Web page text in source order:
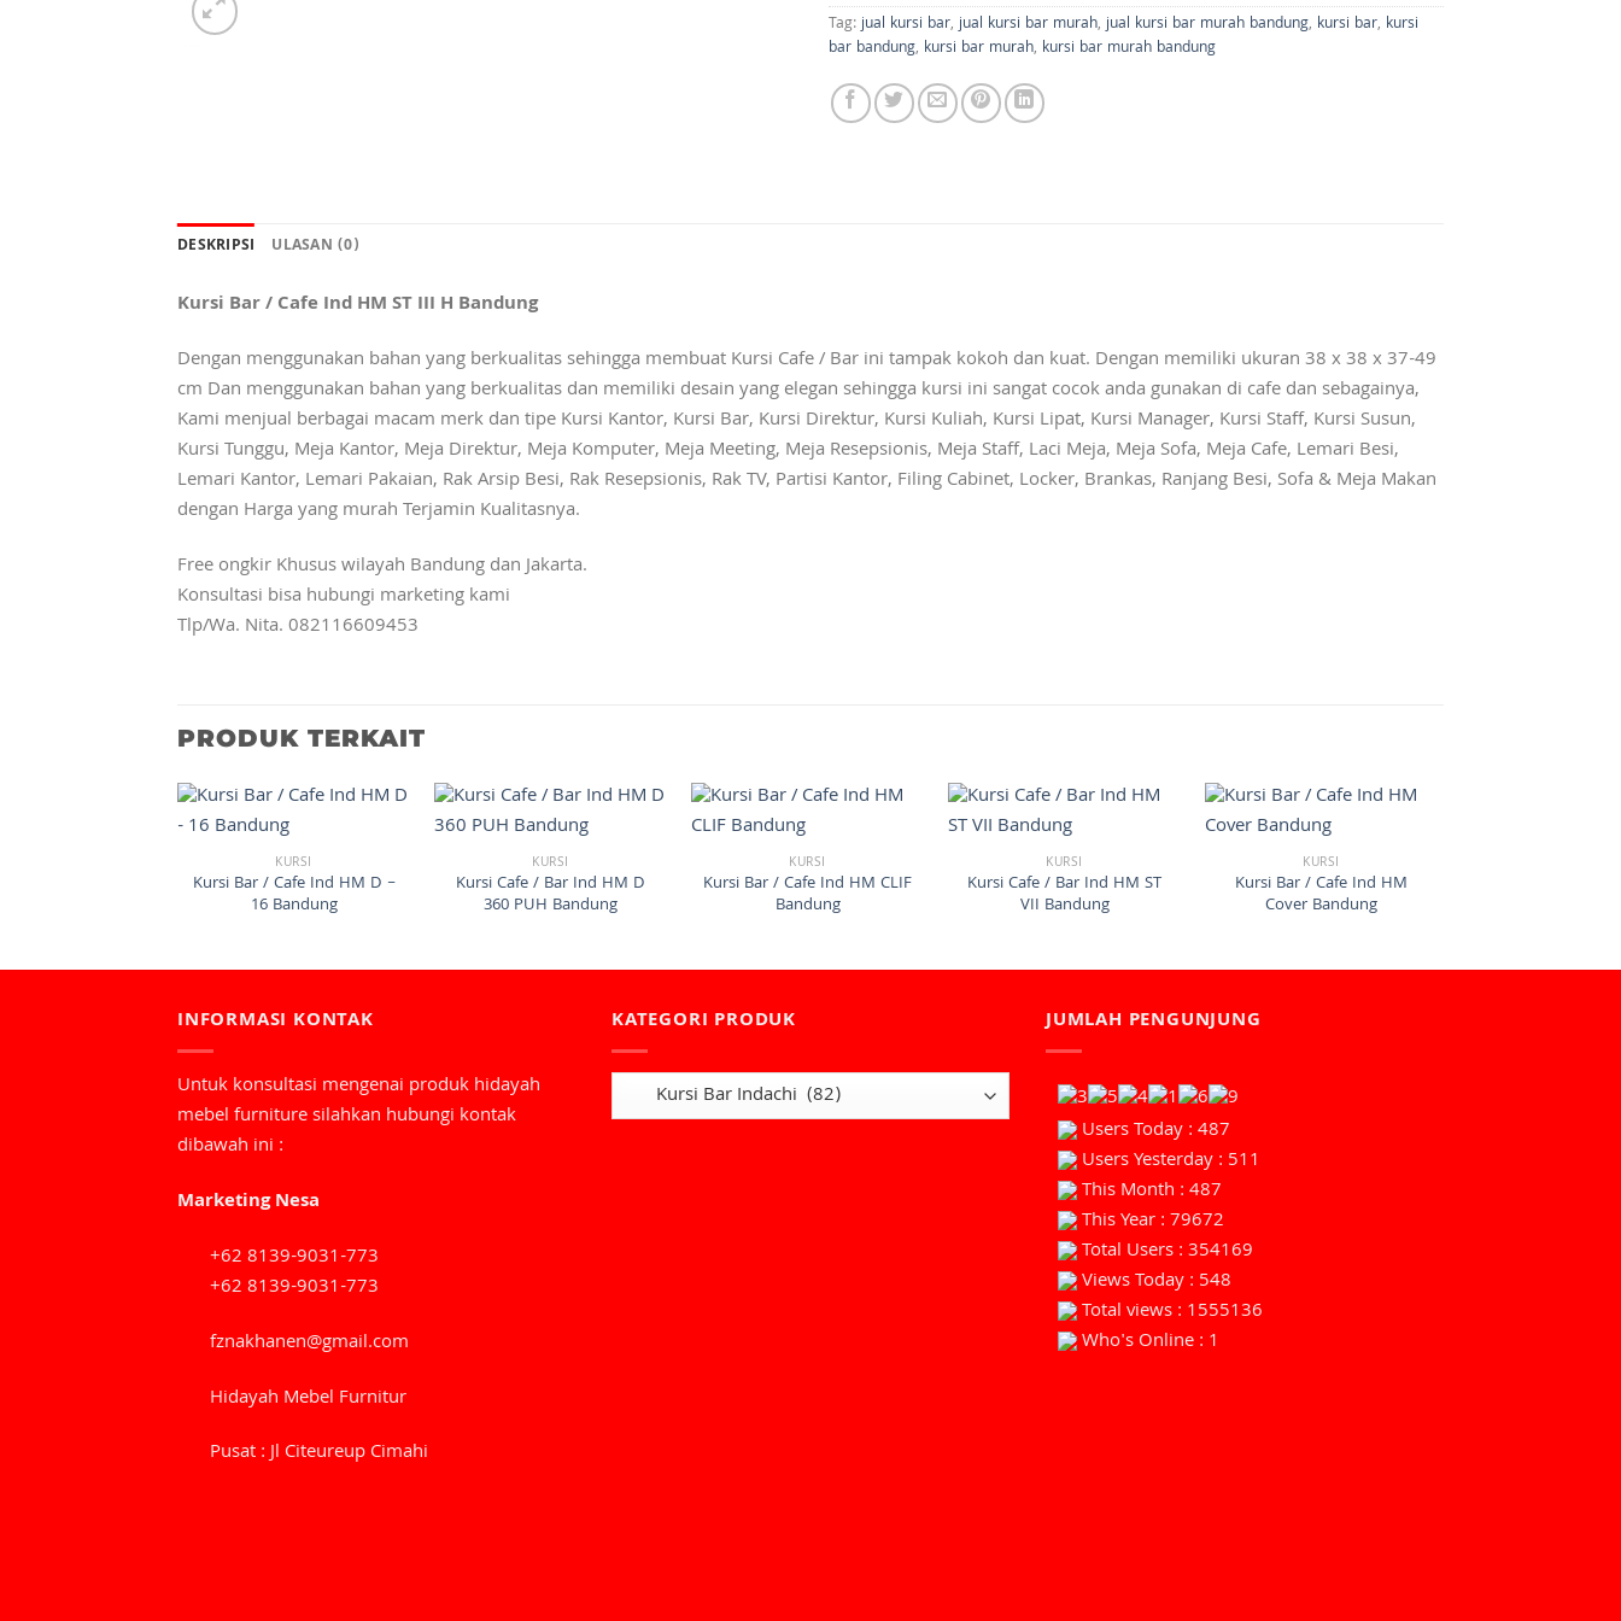
Tag:jual kursi bar,jual kursi bar murah,jual kursi bar murah bandung, kursi bar, kursi
bar bandung, kursi bar murah, kursi bar murah bandung
DESKRIPSI ULASAN (0)
Kursi Bar / Cafe Ind HM ST III H Bandung
Dengan menggunakan bahan yang berkualitas sehingga membuat Kursi Cafe / Bar ini tampak kokoh dan kuat. Dengan memiliki ukuran 38 x 38 x 37-49
cm Dan menggunakan bahan yang berkualitas dan memiliki desain yang elegan sehingga kursi ini sangat cocok anda gunakan di cafe dan sebagainya,
Kami menjual berbagai macam merk dan tipe Kursi Kantor, Kursi Bar, Kursi Direktur, Kursi Kuliah, Kursi Lipat, Kursi Manager, Kursi Staff, Kursi Susun,
Kursi Tunggu, Meja Kantor, Meja Direktur, Meja Komputer, Meja Meeting, Meja Resepsionis, Meja Staff, Laci Meja, Meja Sofa, Meja Cafe, Lemari Besi,
Lemari Kantor, Lemari Pakaian, Rak Arsip Besi, Rak Resepsionis, Rak TV, Partisi Kantor, Filing Cabinet, Locker, Brankas, Ranjang Besi, Sofa & Meja Makan
dengan Harga yang murah Terjamin Kualitasnya.
Free ongkir Khusus wilayah Bandung dan Jakarta.
Konsultasi bisa hubungi marketing kami
Tlp/Wa. Nita. 082116609453
PRODUK TERKAIT
KURSI
Kursi Bar / Cafe Ind HM D –
16 Bandung
KURSI
Kursi Cafe / Bar Ind HM D
360 PUH Bandung
KURSI
Kursi Bar / Cafe Ind HM CLIF
Bandung
KURSI
Kursi Cafe / Bar Ind HM ST
VII Bandung
KURSI
Kursi Bar / Cafe Ind HM
Cover Bandung
INFORMASI KONTAK
Untuk konsultasi mengenai produk hidayah
mebel furniture silahkan hubungi kontak
dibawah ini :
Marketing Nesa
+62 8139-9031-773
+62 8139-9031-773
fznakhanen@gmail.com
Hidayah Mebel Furnitur
Pusat : Jl Citeureup Cimahi
KATEGORI PRODUK JUMLAH PENGUNJUNG
Users Today : 487
Users Yesterday : 511
This Month : 487
This Year : 79672
Total Users : 354169
Views Today : 548
Total views : 1555136
Who's Online : 1